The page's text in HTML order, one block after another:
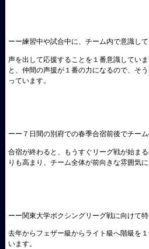
ーー練習中や試合中に、チーム内で意識し
声を出して応援することを１番意識してい
と、仲間の声援が１番の力になるので、そ
っています。
ーー７日間の別府での春季合宿前後でチー
合宿が終わると、もうすぐリーグ戦が始ま
りも高まり、チーム全体が前向きな雰囲気
ーー関東大学ボクシングリーグ戦に向けて
去年からフェザー級からライト級へ階級を
います。